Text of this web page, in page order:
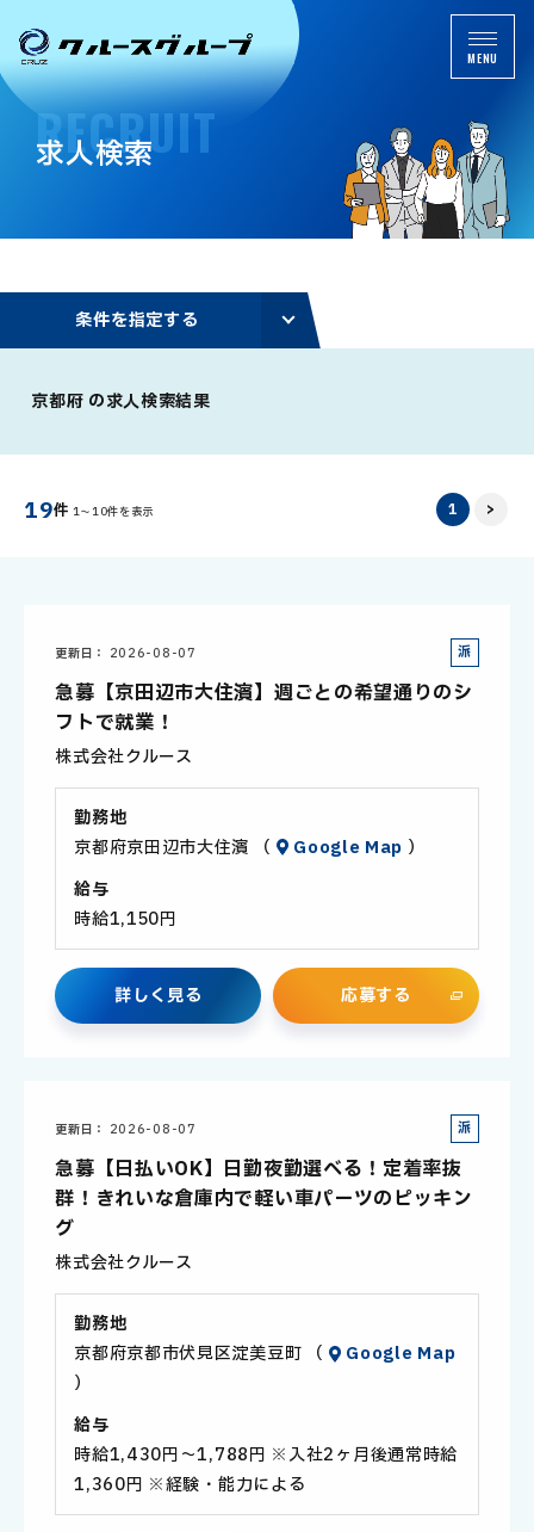
MENU
求人検索
RECRUIT
条件を指定する
京都府 の求人検索結果
19件 1～10件を表示 1 >
更新日 2026-08-07
派
社
急募【京田辺市大住濱】週ごとの希望通りのシ
フトで就業！
株式会社クルース
勤務地
京都府京田辺市大住濱 （
Google Map ）
給与
時給1,150円
詳しく見る 応募する
更新日 2026-08-07
派
社
員
急募【日払いOK】日勤夜勤選べる！定着率抜
群！きれいな倉庫内で軽い車パーツのピッキン
グ
株式会社クルース
勤務地
京都府京都市伏見区淀美豆町 （
Google Map
）
給与
時給1,430円～1,788円 ※入社2ヶ月後通常時給
1,360円 ※経験・能力による